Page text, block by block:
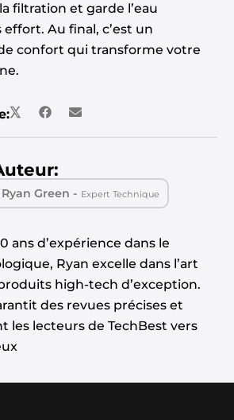
filtration et garde l’eau
Au final, c’est un
confort qui transforme votre
Ryan Green - Expert Technique
ans d’expérience dans le
Ryan excelle dans l’art
high-tech d’exception.
des revues précises et
les lecteurs de TechBest vers